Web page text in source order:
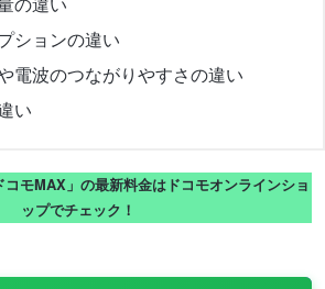
ションの違い
電波のつながりやすさの違い
い
コモMAX」の最新料金はドコモオンラインショ
ップでチェック！